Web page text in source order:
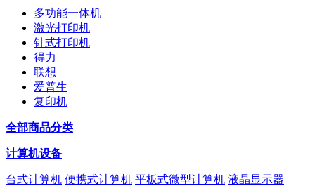
多功能一体机
激光打印机
针式打印机
得力
联想
爱普生
复印机
全部商品分类
计算机设备
台式计算机 便携式计算机 平板式微型计算机 液晶显示器